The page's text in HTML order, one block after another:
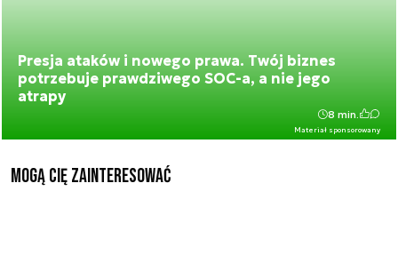
Presja ataków i nowego prawa. Twój biznes
potrzebuje prawdziwego SOC-a, a nie jego
atrapy
Materiał sponsorowany
8 min.
Mogą Cię zainteresować